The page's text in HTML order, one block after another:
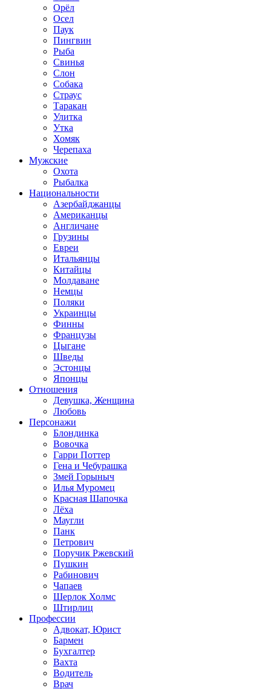
Орёл
Осел
Паук
Пингвин
Рыба
Свинья
Слон
Собака
Страус
Таракан
Улитка
Утка
Хомяк
Черепаха
Мужские
Охота
Рыбалка
Национальности
Азербайджанцы
Американцы
Англичане
Грузины
Евреи
Итальянцы
Китайцы
Молдаване
Немцы
Поляки
Украинцы
Финны
Французы
Цыгане
Шведы
Эстонцы
Японцы
Отношения
Девушка, Женщина
Любовь
Персонажи
Блондинка
Вовочка
Гарри Поттер
Гена и Чебурашка
Змей Горыныч
Илья Муромец
Красная Шапочка
Лёха
Маугли
Панк
Петрович
Поручик Ржевский
Пушкин
Рабинович
Чапаев
Шерлок Холмс
Штирлиц
Профессии
Адвокат, Юрист
Бармен
Бухгалтер
Вахта
Водитель
Врач